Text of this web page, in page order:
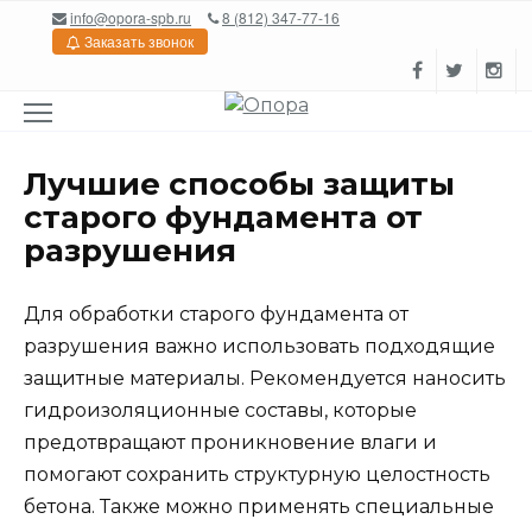
Перейтиinfo@opora-spb.ru
8 (812) 347-77-16
Заказать звонок
Лучшие способы защиты
старого фундамента от
разрушения
Для обработки старого фундамента от
разрушения важно использовать подходящие
защитные материалы. Рекомендуется наносить
гидроизоляционные составы, которые
предотвращают проникновение влаги и
помогают сохранить структурную целостность
бетона. Также можно применять специальные